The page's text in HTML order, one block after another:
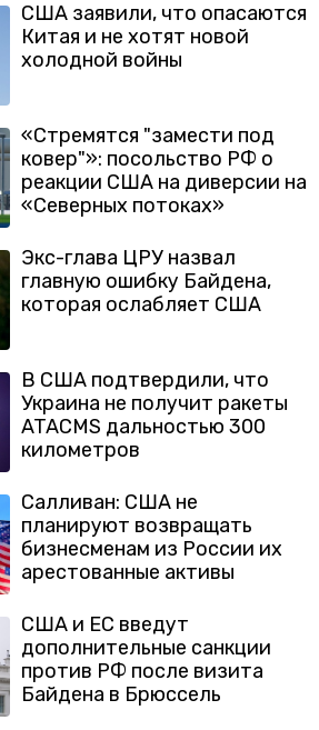
США заявили, что опасаются
Китая и не хотят новой
холодной войны
«Стремятся "замести под
ковер"»: посольство РФ о
реакции США на диверсии на
«Северных потоках»
Экс-глава ЦРУ назвал
главную ошибку Байдена,
которая ослабляет США
В США подтвердили, что
Украина не получит ракеты
ATACMS дальностью 300
километров
Салливан: США не
планируют возвращать
бизнесменам из России их
арестованные активы
США и ЕС введут
дополнительные санкции
против РФ после визита
Байдена в Брюссель